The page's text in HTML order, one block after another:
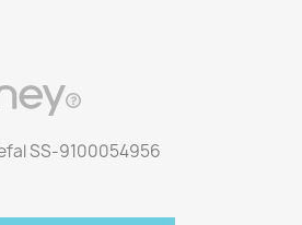
SS-9100054956